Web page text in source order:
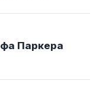
Паркера